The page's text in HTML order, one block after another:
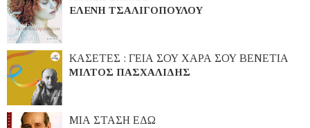
ΕΛΕΝΗ ΤΣΑΛΙΓΟΠΟΥΛΟΥ
ΚΑΣΕΤΕΣ : ΓΕΙΑ ΣΟΥ ΧΑΡΑ ΣΟΥ ΒΕΝΕΤΙΑ
ΜΙΛΤΟΣ ΠΑΣΧΑΛΙΔΗΣ
ΜΙΑ ΣΤΑΣΗ ΕΔΩ